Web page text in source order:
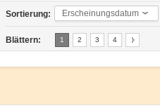
Sortierung: Erscheinungsdatum
Blättern: 1 2 3 4